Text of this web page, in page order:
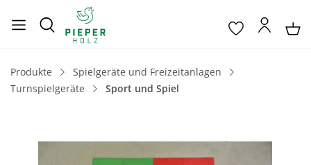
Produkte
Spielgeräte und Freizeitanlagen
Turnspielgeräte
Sport und Spiel